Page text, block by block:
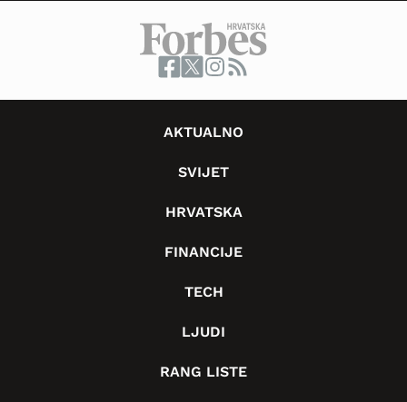
AKTUALNO
SVIJET
HRVATSKA
FINANCIJE
TECH
LJUDI
RANG LISTE